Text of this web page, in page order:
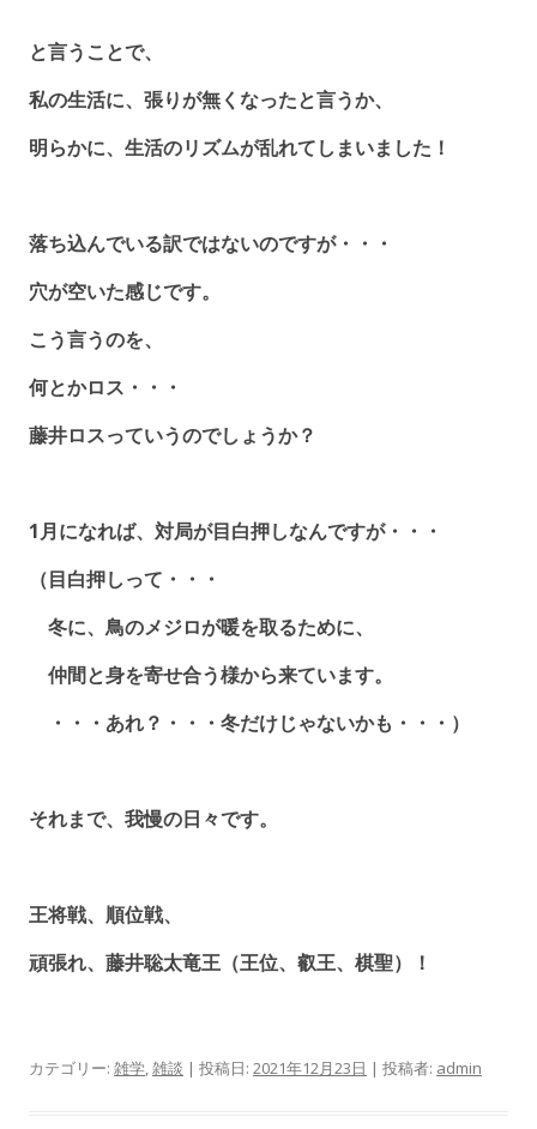
と言うことで、
私の生活に、張りが無くなったと言うか、
明らかに、生活のリズムが乱れてしまいました！
落ち込んでいる訳ではないのですが・・・
穴が空いた感じです。
こう言うのを、
何とかロス・・・
藤井ロスっていうのでしょうか？
1月になれば、対局が目白押しなんですが・・・
（目白押しって・・・
冬に、鳥のメジロが暖を取るために、
仲間と身を寄せ合う様から来ています。
・・・あれ？・・・冬だけじゃないかも・・・）
それまで、我慢の日々です。
王将戦、順位戦、
頑張れ、藤井聡太竜王（王位、叡王、棋聖）！
カテゴリー: 雑学,雑談 | 投稿日: 2021年12月23日 | 投稿者: admin